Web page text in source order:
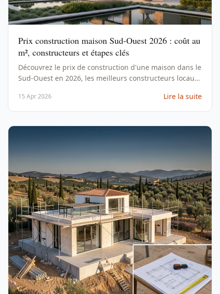
Prix construction maison Sud-Ouest 2026 : coût au
m², constructeurs et étapes clés
Découvrez le prix de construction d'une maison dans le
Sud-Ouest en 2026, les meilleurs constructeurs locaux
projet.
15 Apr 2026 Lire la suite